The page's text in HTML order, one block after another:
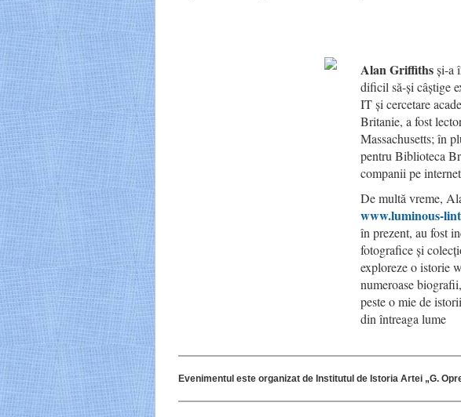
Alan Griffithsși-a
dificil să-și câștige
IT și cercetare
Britanie, a fost
Massachusetts; în
pentru Biblioteca
companii pe
De multă vreme,
www.luminous-
în prezent, au fost
fotografice și
exploreze o istorie
numeroase
peste o mie de
din întreaga lume
Evenimentul este organizat de Institutul de Istoria Artei „G.